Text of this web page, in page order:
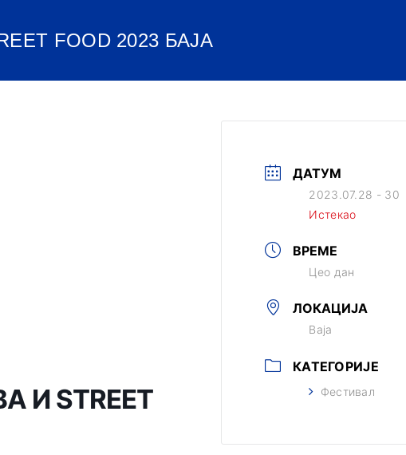
FOOD 2023 БАЈА
И STREET
ДАТУМ
2023.07.28 - 30
Истекао
ВРЕМЕ
Цео дан
ЛОКАЦИЈА
Baja
КАТЕГОРИЈЕ
Фестивал